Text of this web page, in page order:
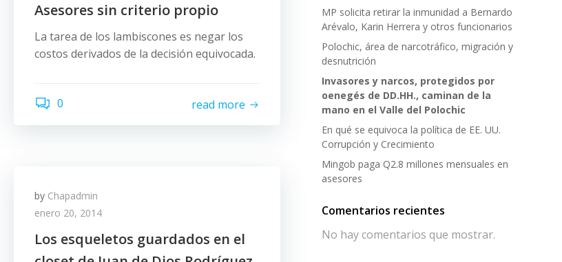
Asesores sin criterio propio
La tarea de los lambiscones es negar los
costos derivados de la decisión equivocada.
0 read more
by Chapadmin
enero 20, 2014
Los esqueletos guardados en el
MP solicita retirar la inmunidad a Bernardo
Arévalo, Karin Herrera y otros funcionarios
Polochic, área de narcotráfico, migración y
desnutrición
Invasores y narcos, protegidos por
oenegés de DD.HH., caminan de la
mano en el Valle del Polochic
En qué se equivoca la política de EE. UU.
Corrupción y Crecimiento
Mingob paga Q2.8 millones mensuales en
asesores
Comentarios recientes
No hay comentarios que mostrar.